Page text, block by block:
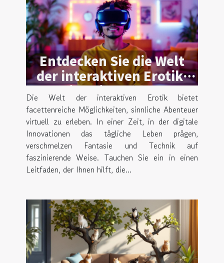
Entdecken Sie die Welt
der interaktiven Erotik:
Ein Leitfaden zu
virtuellen Abenteuern
Die Welt der interaktiven Erotik bietet
facettenreiche Möglichkeiten, sinnliche Abenteuer
virtuell zu erleben. In einer Zeit, in der digitale
Innovationen das tägliche Leben prägen,
verschmelzen Fantasie und Technik auf
faszinierende Weise. Tauchen Sie ein in einen
Leitfaden, der Ihnen hilft, die...